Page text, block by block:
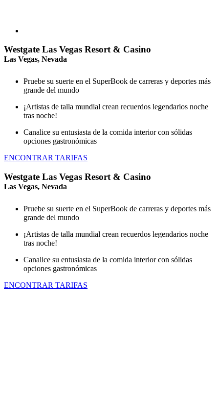
Westgate Las Vegas Resort & Casino
Las Vegas, Nevada
Pruebe su suerte en el SuperBook de carreras y deportes más
grande del mundo
¡Artistas de talla mundial crean recuerdos legendarios noche
tras noche!
Canalice su entusiasta de la comida interior con sólidas
opciones gastronómicas
ENCONTRAR TARIFAS
Westgate Las Vegas Resort & Casino
Las Vegas, Nevada
Pruebe su suerte en el SuperBook de carreras y deportes más
grande del mundo
¡Artistas de talla mundial crean recuerdos legendarios noche
tras noche!
Canalice su entusiasta de la comida interior con sólidas
opciones gastronómicas
ENCONTRAR TARIFAS